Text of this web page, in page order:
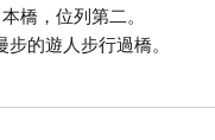
橋，位列第二。
的遊人步行過橋。